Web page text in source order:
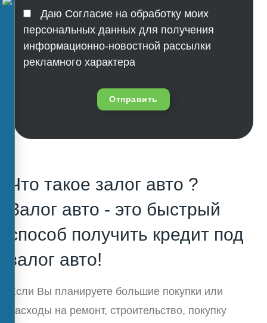
Даю Согласие на обработку моих
персональных данных для получения
информационно-новостной рассылки
рекламного характера
Отправить
Что такое залог авто ?
Залог авто - это быстрый
способ получить кредит под
залог авто!
Если Вы планируете большие покупки или
расходы на ремонт, строительство, покупку